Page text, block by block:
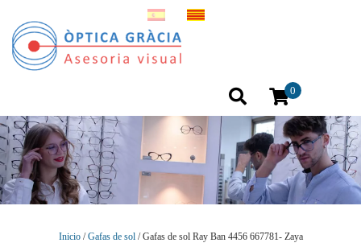
0
Inicio/Gafas de sol/ Gafas de sol Ray Ban 4456 667781- Zaya